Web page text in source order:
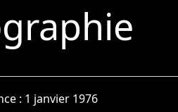
: 1 janvier 1976